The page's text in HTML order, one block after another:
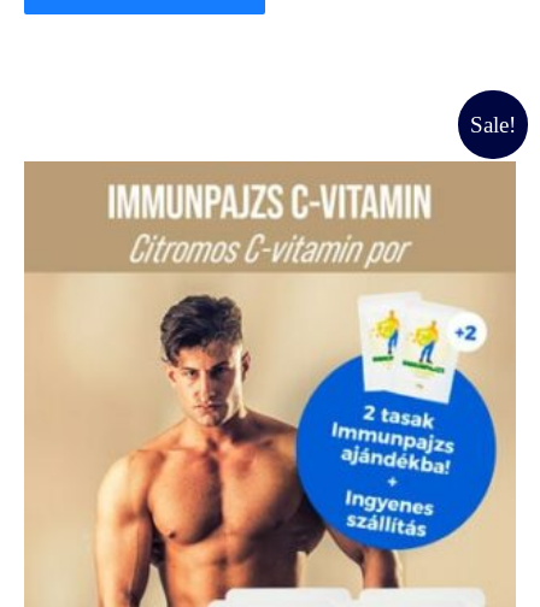
Sale!
was:
45000 Ft.
is:
40000 Ft.